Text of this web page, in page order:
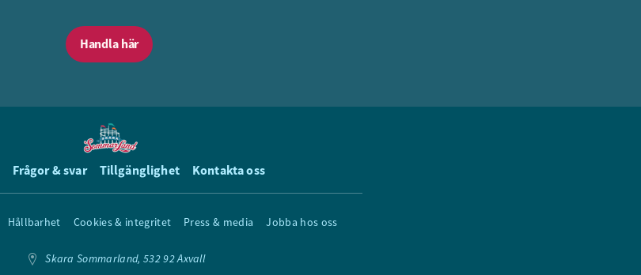
Handla här
Frågor & svar Tillgänglighet Kontakta oss
Hållbarhet Cookies & integritet Press & media Jobba hos oss
Skara Sommarland, 532 92 Axvall